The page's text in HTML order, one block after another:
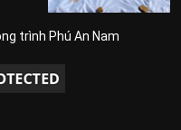
trình Phú An Nam